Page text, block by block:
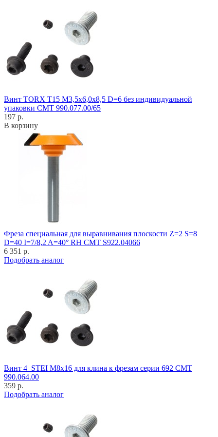
Винт TORX T15 M3,5x6,0x8,5 D=6 без индивидуальной
упаковки CMT 990.077.00/65
197 р.
В корзину
Фреза специальная для выравнивания плоскости Z=2 S=8
D=40 I=7/8,2 A=40° RH CMT S922.04066
6 351 р.
Подобрать аналог
Винт 4_STEI M8x16 для клина к фрезам серии 692 CMT
990.064.00
359 р.
Подобрать аналог